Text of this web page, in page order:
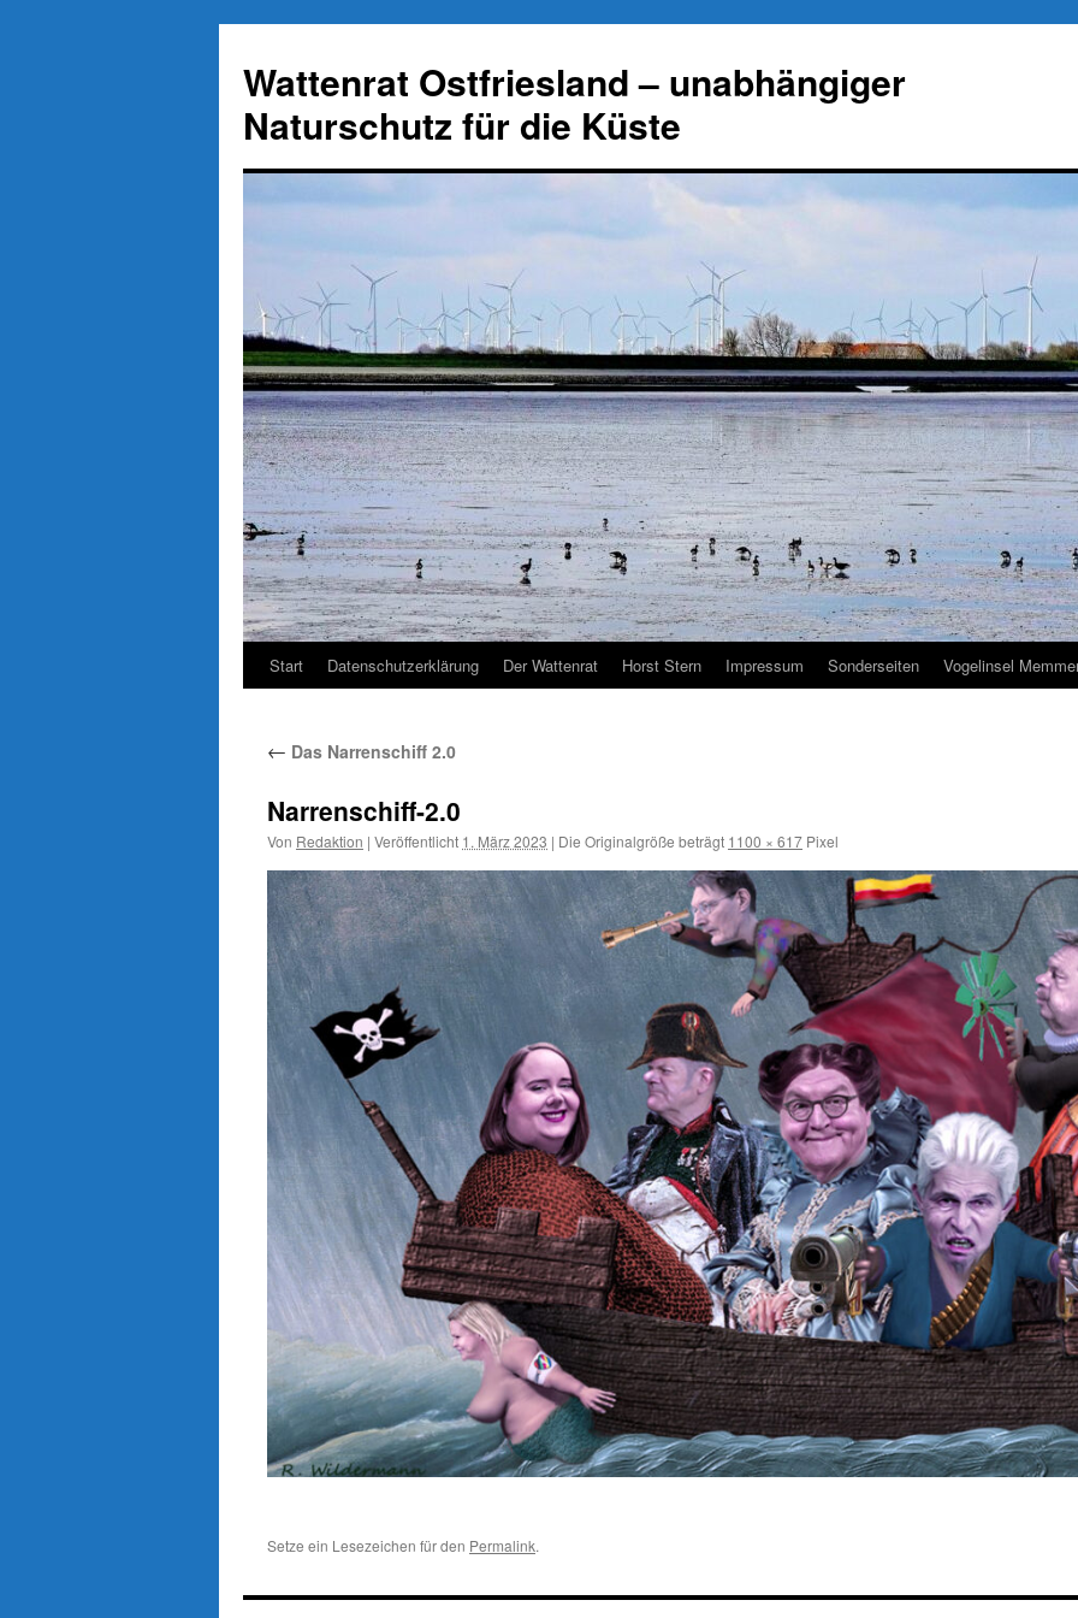
springen
Wattenrat Ostfriesland – unabhängiger
Naturschutz für die Küste
Start Datenschutzerklärung Der Wattenrat Horst Stern Impressum Sonderseiten Vogelinsel
← Das Narrenschiff 2.0
Narrenschiff-2.0
Von Redaktion | Veröffentlicht 1. März 2023 | Die Originalgröße beträgt 1100 × 617 Pixel
Setze ein Lesezeichen für den Permalink.